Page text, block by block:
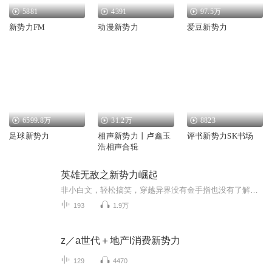
5881
新势力FM
4391
动漫新势力
97.5万
爱豆新势力
6599.8万
足球新势力
31.2万
相声新势力丨卢鑫玉
浩相声合辑
8823
评书新势力SK书场
英雄无敌之新势力崛起
193 1.9万
z／a世代＋地产l消费新势力
129 4470